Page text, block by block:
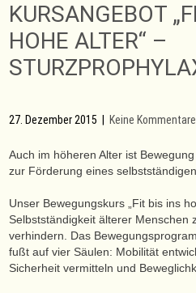
KURSANGEBOT
HOHE ALTER“ –
27. Dezember 2015 Keine Kommentare
Auch im höheren Alter ist
zur Förderung eines
Unser Bewegungskurs „Fit bis ins
Selbstständigkeit älterer Menschen
verhindern. Das
fußt auf vier Säulen: Mobilität
Sicherheit vermitteln und